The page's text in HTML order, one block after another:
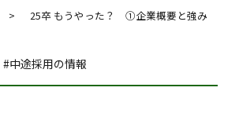
> 25卒 もうやった？ ①企業概要と強み
#中途採用の情報